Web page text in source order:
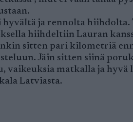
ja rennolta hiihdolta.
hiihdeltiin Lauran
sitten pari kilometriä
Jäin sitten siinä
matkalla ja hyvä
Latviasta.